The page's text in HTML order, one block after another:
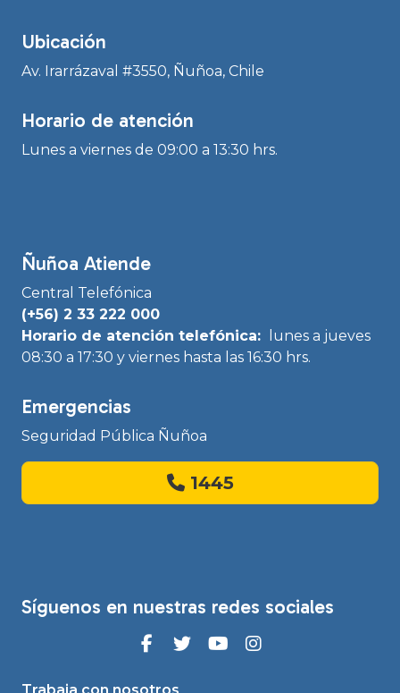
Ubicación
Av. Irarrázaval #3550, Ñuñoa, Chile
Horario de atención
Lunes a viernes de 09:00 a 13:30 hrs.
Ñuñoa Atiende
Central Telefónica
(+56) 2 33 222 000
Horario de atención telefónica:
lunes a jueves
08:30 a 17:30 y viernes hasta las 16:30 hrs.
Emergencias
Seguridad Pública Ñuñoa
1445
Síguenos en nuestras redes sociales